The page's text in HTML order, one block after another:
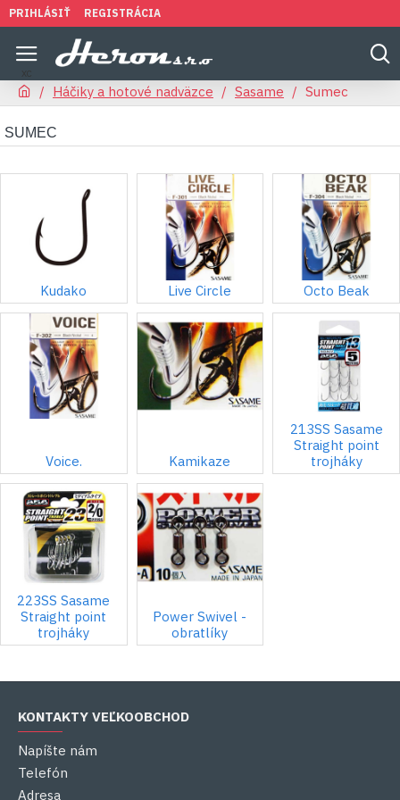
PRIHLÁSIŤ REGISTRÁCIA
Háčiky a hotové nadväzce Sasame Sumec
SUMEC
Kudako Live Circle Octo Beak
Voice. Kamikaze
213SS Sasame
Straight point
trojháky
223SS Sasame
Straight point
trojháky
Power Swivel -
obratlíky
KONTAKTY VEĽKOOBCHOD
Napíšte nám
Telefón
Adresa